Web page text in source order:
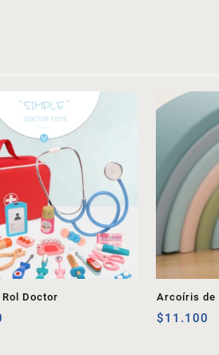
Doctor Arcoíris de
$11.100